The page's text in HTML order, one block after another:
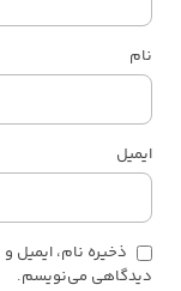
نام
ایمیل
ذخیره نام، ایمیل
دیدگاهی می‌نویسم.